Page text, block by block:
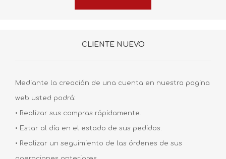
CLIENTE NUEVO
Mediante la creación de una cuenta en nuestra pagina
web usted podrá:
• Realizar sus compras rápidamente.
• Estar al día en el estado de sus pedidos.
• Realizar un seguimiento de las órdenes de sus